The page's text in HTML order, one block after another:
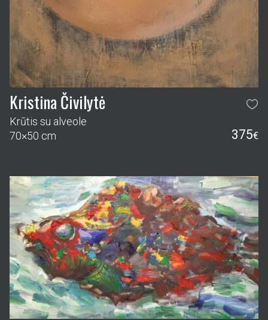
Kristina Čivilytė
Krūtis su alveole
70×50 cm
375€